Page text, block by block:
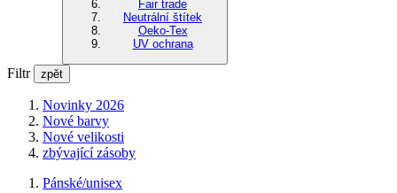
Fair trade
Neutrální štítek
Oeko-Tex
UV ochrana
Filtr zpět
Novinky 2026
Nové barvy
Nové velikosti
zbývající zásoby
Pánské/unisex